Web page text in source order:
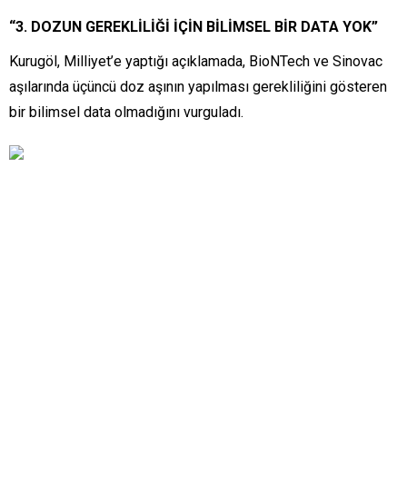
“3. DOZUN GEREKLİLİĞİ İÇİN BİLİMSEL BİR DATA YOK”
Kurugöl, Milliyet’e yaptığı açıklamada, BioNTech ve Sinovac
aşılarında üçüncü doz aşının yapılması gerekliliğini gösteren
bir bilimsel data olmadığını vurguladı.